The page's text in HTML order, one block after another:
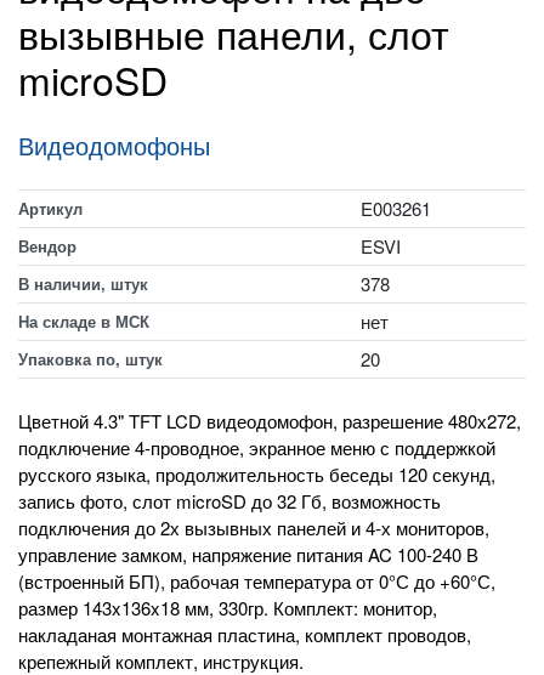
вызывные панели, слот
microSD
Видеодомофоны
Артикул E003261
Вендор ESVI
В наличии, штук 378
На складе в МСК нет
Упаковка по, штук 20
Цветной 4.3" TFT LCD видеодомофон, разрешение 480х272,
подключение 4-проводное, экранное меню с поддержкой
русского языка, продолжительность беседы 120 секунд,
запись фото, слот microSD до 32 Гб, возможность
подключения до 2х вызывных панелей и 4-х мониторов,
управление замком, напряжение питания AC 100-240 В
(встроенный БП), рабочая температура от 0°С до +60°С,
размер 143x136x18 мм, 330гр. Комплект: монитор,
накладаная монтажная пластина, комплект проводов,
крепежный комплект, инструкция.